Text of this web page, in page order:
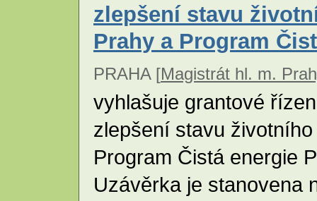
zlepšení stavu
Prahy a Program
PRAHA [Magistrát hl. m.
vyhlašuje grantové
zlepšení stavu
Program Čistá energie
Uzávěrka je stanovena